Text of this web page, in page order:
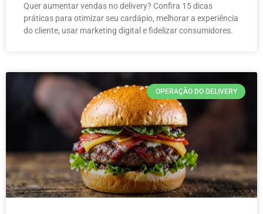
Quer aumentar vendas no delivery? Confira 15 dicas
práticas para otimizar seu cardápio, melhorar a experiência
do cliente, usar marketing digital e fidelizar consumidores.
OPERAÇÃO DO DELIVERY